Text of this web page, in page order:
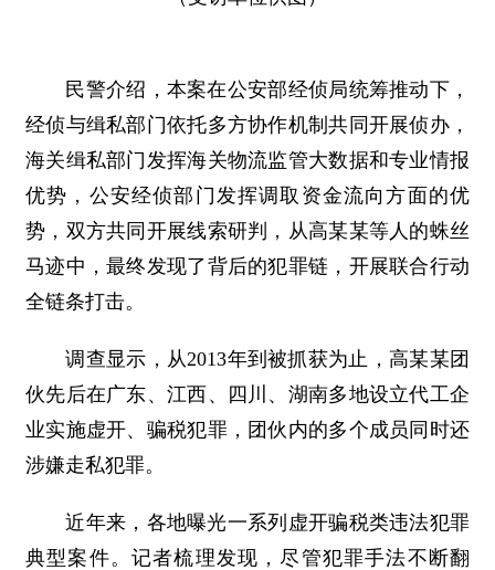
民警介绍，本案在公安部经侦局统筹推动下，
经侦与缉私部门依托多方协作机制共同开展侦办，
海关缉私部门发挥海关物流监管大数据和专业情报
优势，公安经侦部门发挥调取资金流向方面的优
势，双方共同开展线索研判，从高某某等人的蛛丝
马迹中，最终发现了背后的犯罪链，开展联合行动
全链条打击。
调查显示，从2013年到被抓获为止，高某某团
伙先后在广东、江西、四川、湖南多地设立代工企
业实施虚开、骗税犯罪，团伙内的多个成员同时还
涉嫌走私犯罪。
近年来，各地曝光一系列虚开骗税类违法犯罪
典型案件。记者梳理发现，尽管犯罪手法不断翻